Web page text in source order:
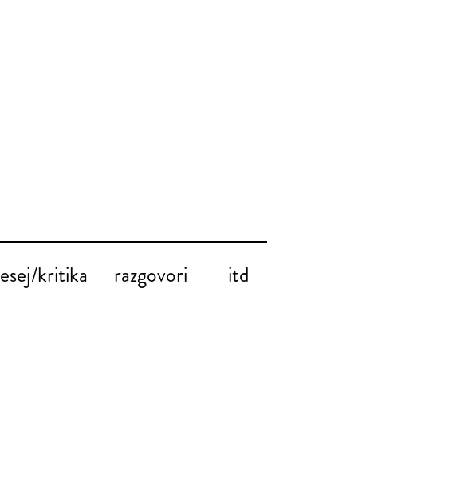
esej/kritika razgovori itd